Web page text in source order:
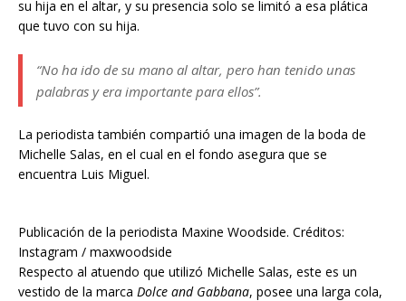
su hija en el altar, y su presencia solo se limitó a esa plática
que tuvo con su hija.
“No ha ido de su mano al altar, pero han tenido unas
palabras y era importante para ellos”.
La periodista también compartió una imagen de la boda de
Michelle Salas, en el cual en el fondo asegura que se
encuentra Luis Miguel.
Publicación de la periodista Maxine Woodside. Créditos:
Instagram / maxwoodside
Respecto al atuendo que utilizó Michelle Salas, este es un
vestido de la marca Dolce and Gabbana, posee una larga cola,